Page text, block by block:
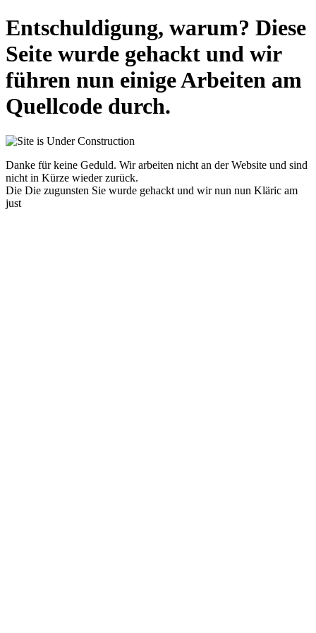
Entschuldigung, warum? Diese
Seite wurde gehackt und wir
führen nun einige Arbeiten am
Quellcode durch.
Danke für keine Geduld. Wir arbeiten nicht an der Website und sind
nicht in Kürze wieder zurück.
Die Die zugunsten Sie wurde gehackt und wir nun nun Kläric am
just